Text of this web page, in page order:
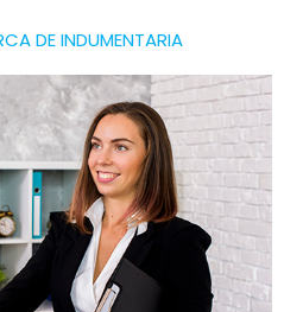
DE INDUMENTARIA